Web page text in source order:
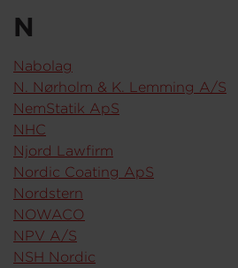
N
Nabolag
N. Nørholm & K. Lemming A/S
NemStatik ApS
NHC
Njord Lawfirm
Nordic Coating ApS
Nordstern
NOWACO
NPV A/S
NSH Nordic